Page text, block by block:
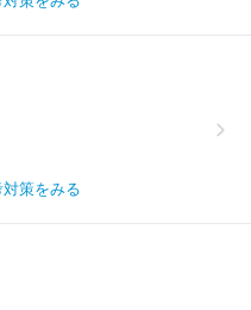
策をみる